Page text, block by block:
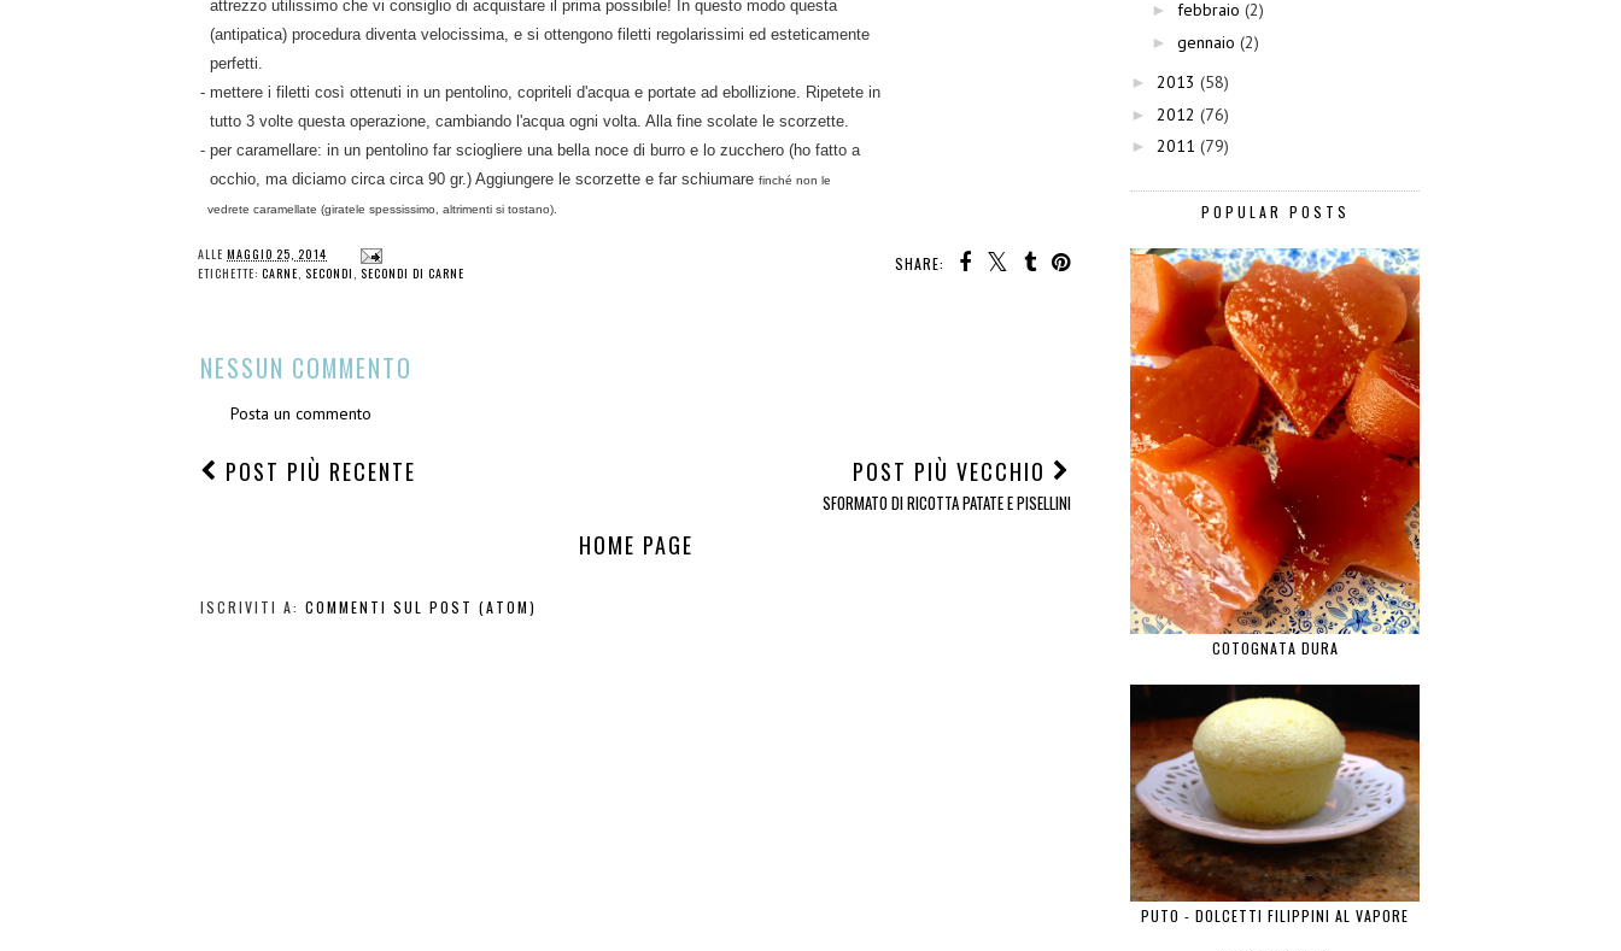
attrezzo utilissimo che vi consiglio di acquistare il prima possibile! In questo modo questa
(antipatica) procedura diventa velocissima, e si ottengono filetti regolarissimi ed esteticamente
perfetti.
- mettere i filetti così ottenuti in un pentolino, copriteli d'acqua e portate ad ebollizione. Ripetete in
tutto 3 volte questa operazione, cambiando l'acqua ogni volta. Alla fine scolate le scorzette.
- per caramellare: in un pentolino far sciogliere una bella noce di burro e lo zucchero (ho fatto a
occhio, ma diciamo circa circa 90 gr.) Aggiungere le scorzette e far schiumare finché non le
vedrete caramellate (giratele spessissimo, altrimenti si tostano).
SHARE:
ALLA MENTA -
CROCK-POT
POLPETTONE DI
TORTA DI CARNE
► febbraio (2)
► gennaio (2)
► 2013 (58)
► 2012 (76)
► 2011 (79)
POPULAR POSTS
COTOGNATA DURA
PUTO - DOLCETTI FILIPPINI AL VAPORE